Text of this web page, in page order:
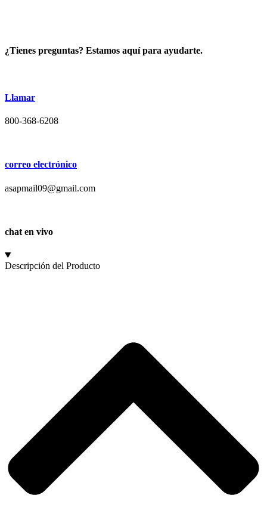
¿Tienes preguntas? Estamos aquí para ayudarte.
Llamar
800-368-6208
correo electrónico
asapmail09@gmail.com
chat en vivo
Descripción del Producto